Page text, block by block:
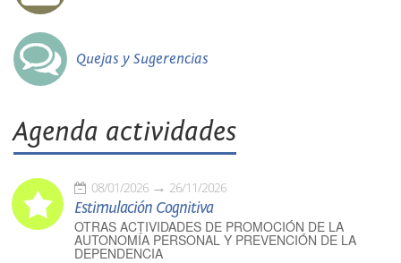
Quejas y Sugerencias
Agenda actividades
08/01/2026 26/11/2026
Estimulación Cognitiva
OTRAS ACTIVIDADES DE PROMOCIÓN DE LA
AUTONOMÍA PERSONAL Y PREVENCIÓN DE LA
DEPENDENCIA